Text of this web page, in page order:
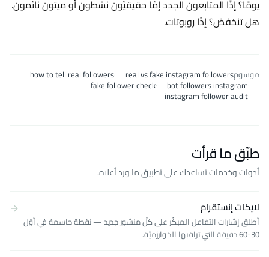
يومًا؟ إذًا المتابعون الجدد إمّا حقيقيّون نشطون أو ميتون نائمون.
هل تنخفض؟ إذًا روبوتات.
موسومreal vs fake instagram followers
·
how to tell real followers
·
bot followers instagram
·
fake follower check
·
instagram follower audit
طبِّق ما قرأت
أدوات وخدمات تساعدك على تطبيق ما ورد أعلاه.
لايكات إنستقرام
أطلق إشارات التفاعل المبكّر على كلّ منشور جديد — نقطة حاسمة في أوّل
30-60 دقيقة التي تراقبها الخوارزميّة.